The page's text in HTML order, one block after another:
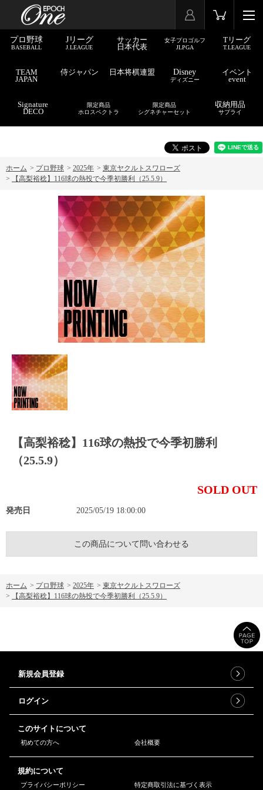
プロ野球
BASEBALL
Jリーグ
J.LEAGUE
サッカー
日本代表
女子プロゴルフ
JLPGA
Tリーグ
T.LEAGUE
TEAM
JAPAN
侍ジャパン 日本将棋連盟 Disney
ディズニー
イベント
event
Signature
DECO
限定商品
ホロスペクトラ
限定商品
シグネチャーセット
収納用品
サプライ
ホーム > プロ野球 > 2025年 > 東京ヤクルトスワローズ
>
【高梨裕稔】116球の熱投で今季初勝利（25.5.9）
【高梨裕稔】116球の熱投で今季初勝利
（25.5.9）
SOLD OUT
発売日 2025/05/19 18:00:00
この商品について問い合わせる
ホーム > プロ野球 > 2025年 > 東京ヤクルトスワローズ
>
【高梨裕稔】116球の熱投で今季初勝利（25.5.9）
新規会員登録
ログイン
このサイトについて
初めての方へ 会社概要
規約について
プライバシーポリシー 特定商取引法に基づく表示